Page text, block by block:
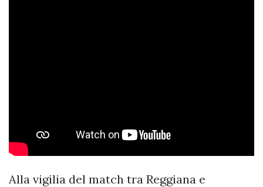
Alla vigilia del match tra Reggiana e